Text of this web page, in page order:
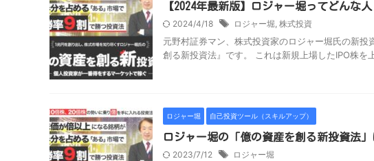
【2024年最新版】ロジャー堀ってどんな
2024/4/18 ロジャー堀, 株式投資
元野村証券マン、株式投資家のロジャー堀氏の新
創る新投資法』です。 これは新規上場したIPO株
ロジャー堀 自己投資ツール（スキルアップ）
ロジャー堀の「億の資産を創る新投資法
2023/7/12 ロジャー堀